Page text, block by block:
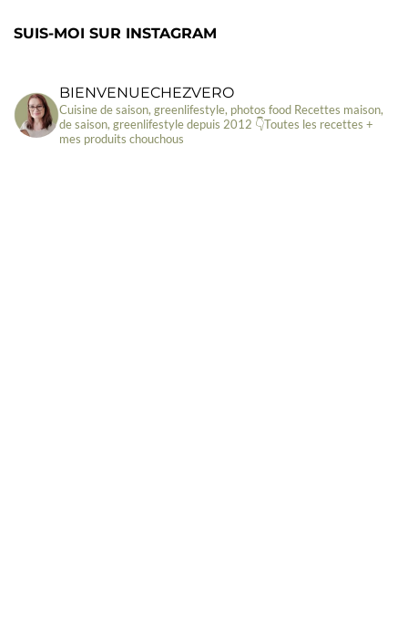
SUIS-MOI SUR INSTAGRAM
BIENVENUECHEZVERO
Cuisine de saison, greenlifestyle, photos food Recettes maison,
de saison, greenlifestyle depuis 2012 👇Toutes les recettes +
mes produits chouchous